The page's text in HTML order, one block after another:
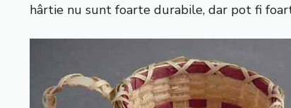
hârtie nu sunt foarte durabile, dar pot fi